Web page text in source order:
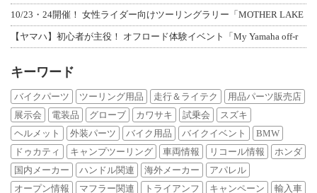
10/23・24開催！ 女性ライダー向けツーリングラリー「MOTHER LAKE
【ヤマハ】初心者が主役！ オフロード体験イベント「My Yamaha off-r
キーワード
バイクパーツ ツーリング用品 走行＆ライテク
用品パーツ販売店
展示会
電装品 グローブ カワサキ 試乗会
スズキ
ヘルメット
外装パーツ バイク用品 バイクイベント
BMW
ドゥカティ
キャンプツーリング 車両情報 リコール情報
ホンダ
国内メーカー
ハンドル関連 海外メーカー
アパレル
オープン情報
マフラー関連 トライアンフ キャンペーン
輸入車